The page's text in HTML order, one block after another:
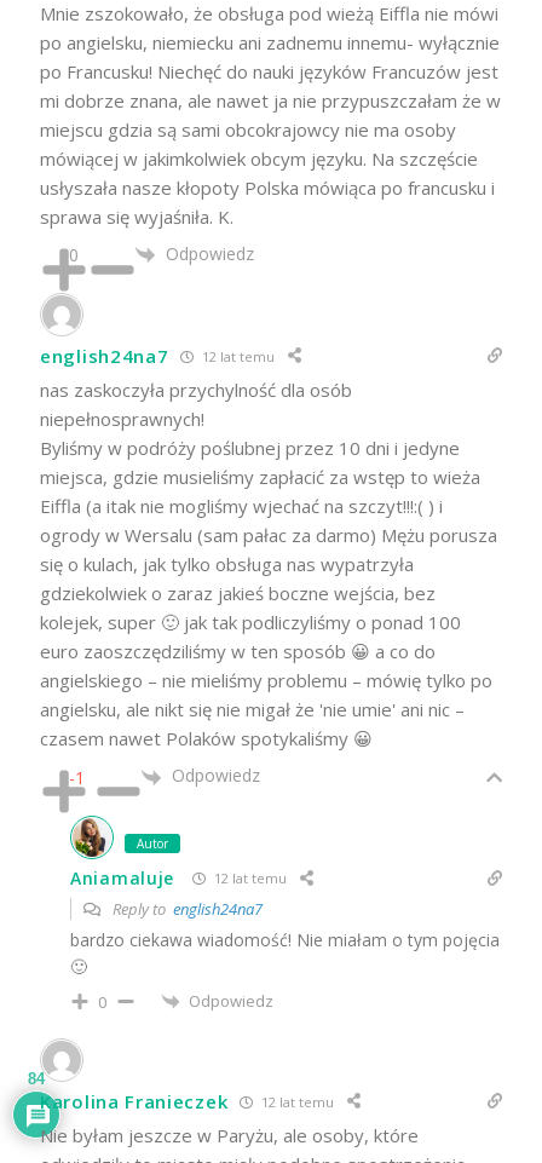
Mnie zszokowało, że obsługa pod wieżą Eiffla nie mówi
po angielsku, niemiecku ani zadnemu innemu- wyłącznie
po Francusku! Niechęć do nauki języków Francuzów jest
mi dobrze znana, ale nawet ja nie przypuszczałam że w
miejscu gdzia są sami obcokrajowcy nie ma osoby
mówiącej w jakimkolwiek obcym języku. Na szczęście
usłyszała nasze kłopoty Polska mówiąca po francusku i
sprawa się wyjaśniła. K.
0 Odpowiedz
english24na7 12 lat temu
nas zaskoczyła przychylność dla osób
niepełnosprawnych!
Byliśmy w podróży poślubnej przez 10 dni i jedyne
miejsca, gdzie musieliśmy zapłacić za wstęp to wieża
Eiffla (a itak nie mogliśmy wjechać na szczyt!!!:( ) i
ogrody w Wersalu (sam pałac za darmo) Mężu porusza
się o kulach, jak tylko obsługa nas wypatrzyła
gdziekolwiek o zaraz jakieś boczne wejścia, bez
kolejek, super 🙂 jak tak podliczyliśmy o ponad 100
euro zaoszczędziliśmy w ten sposób 😀 a co do
angielskiego – nie mieliśmy problemu – mówię tylko po
angielsku, ale nikt się nie migał że 'nie umie' ani nic –
czasem nawet Polaków spotykaliśmy 😀
-1 Odpowiedz
Autor
Aniamaluje 12 lat temu
Reply to english24na7
bardzo ciekawa wiadomość! Nie miałam o tym pojęcia
🙂
0 Odpowiedz
Karolina Franieczek 12 lat temu
Nie byłam jeszcze w Paryżu, ale osoby, które
84